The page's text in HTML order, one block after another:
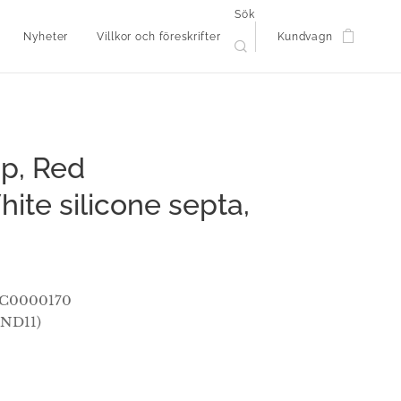
Nyheter Villkor och föreskrifter
Sök
Kundvagn
Red
silicone septa,